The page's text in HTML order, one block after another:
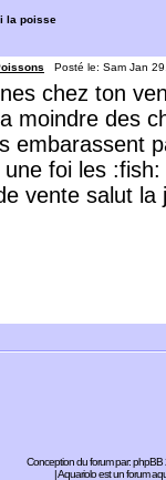
la poisse
Posté le: Sam Jan
chez ton
moindre des
embarassent
une foi les
vente salut
Conception du forum par:phpBB
| Aquariolo est un forum